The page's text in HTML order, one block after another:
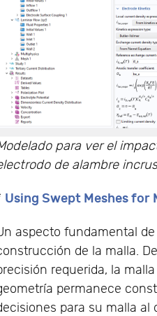
para ver el
de alambre
Using Swept Meshes for
aspecto fundamental
de la malla.
requerida, la
permanece
para su malla